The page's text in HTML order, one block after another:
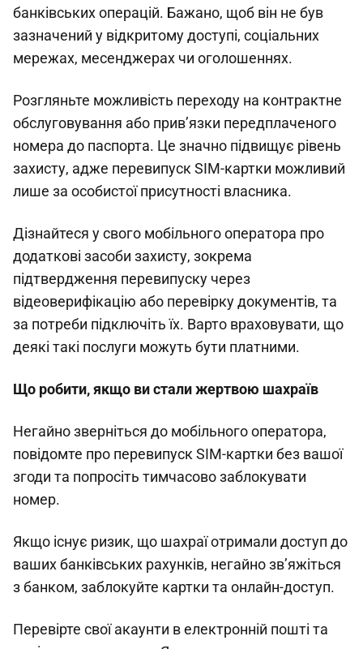
банківських операцій. Бажано, щоб він не був
зазначений у відкритому доступі, соціальних
мережах, месенджерах чи оголошеннях.
Розгляньте можливість переходу на контрактне
обслуговування або прив’язки передплаченого
номера до паспорта. Це значно підвищує рівень
захисту, адже перевипуск SIM-картки можливий
лише за особистої присутності власника.
Дізнайтеся у свого мобільного оператора про
додаткові засоби захисту, зокрема
підтвердження перевипуску через
відеоверифікацію або перевірку документів, та
за потреби підключіть їх. Варто враховувати, що
деякі такі послуги можуть бути платними.
Що робити, якщо ви стали жертвою шахраїв
Негайно зверніться до мобільного оператора,
повідомте про перевипуск SIM-картки без вашої
згоди та попросіть тимчасово заблокувати
номер.
Якщо існує ризик, що шахраї отримали доступ до
ваших банківських рахунків, негайно зв’яжіться
з банком, заблокуйте картки та онлайн-доступ.
Перевірте свої акаунти в електронній пошті та